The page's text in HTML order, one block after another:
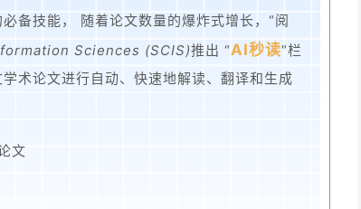
备技能， 随着论文数量的爆炸式增长，“阅
Sciences (SCIS)推出 “AI秒读”栏
术论文进行自动、快速地解读、翻译和生成
文